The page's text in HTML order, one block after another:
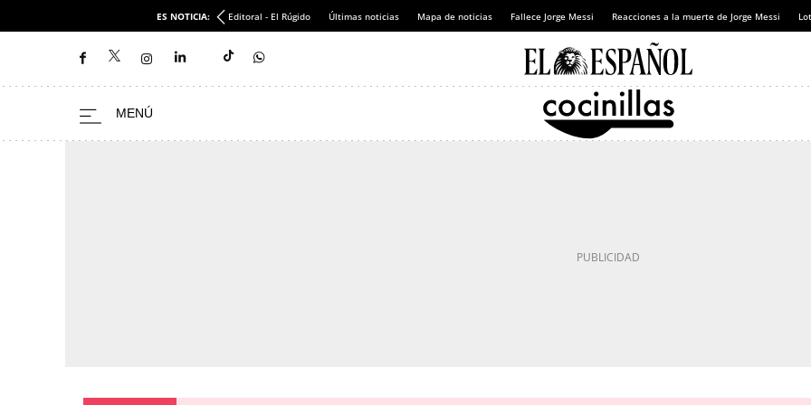
ES NOTICIA: Editoral - El Rúgido Últimas noticias Mapa de noticias Fallece Jorge Messi Reacciones a la muerte de Jorge Messi